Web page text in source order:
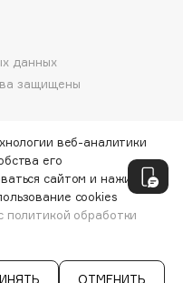
защищены
данных
веб-аналитики
его
сайтом и нажимая
cookies
политикой обработки
ОТМЕНИТЬ